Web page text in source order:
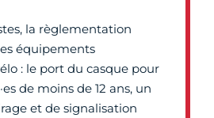
la règlementation
équipements
: le port du casque pour
de moins de 12 ans, un
et de signalisation